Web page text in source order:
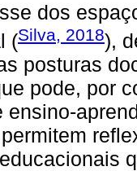
dos
(Silva, 2018),
posturas
pode, por
ensino-